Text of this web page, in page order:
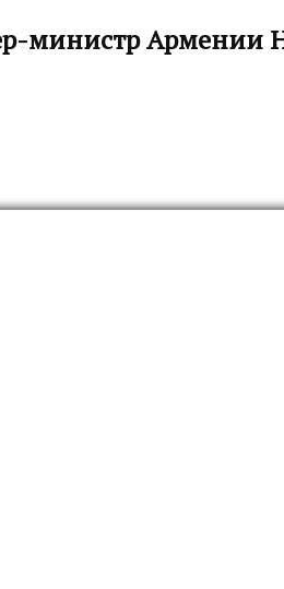
министр Армении